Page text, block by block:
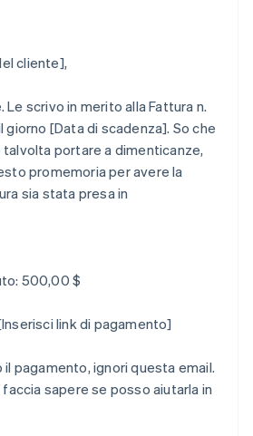
cliente],
Le scrivo in merito alla Fattura n.
giorno [Data di scadenza]. So che
portare a dimenticanze,
promemoria per avere la
sia stata presa in
500,00 $
link di pagamento]
pagamento, ignori questa email.
sapere se posso aiutarla in